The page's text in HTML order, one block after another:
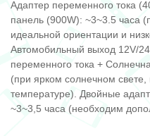
Адаптер переменного тока
панель (900W): ~3~3.5 часа
идеальной ориентации и
Автомобильный выход 12V/
переменного тока +
(при ярком солнечном
температуре). Двойные
~3~3,5 часа (необходим